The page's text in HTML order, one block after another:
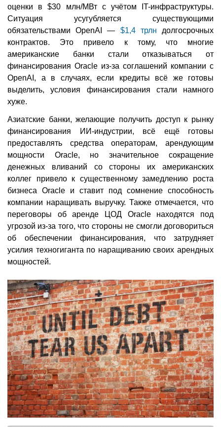
оценки в $30 млн/МВт с учётом IT-инфраструктуры.
Ситуация усугубляется существующими
обязательствами OpenAI — $1,4 трлн долгосрочных
контрактов. Это привело к тому, что многие
американские банки стали отказываться от
финансирования Oracle из-за соглашений компании с
OpenAI, а в случаях, если кредиты всё же готовы
выделить, условия финансирования стали намного
хуже.
Азиатские банки, желающие получить доступ к рынку
финансирования ИИ-индустрии, всё ещё готовы
предоставлять средства операторам, арендующим
мощности Oracle, но значительное сокращение
денежных вливаний со стороны их американских
коллег привело к существенному замедлению роста
бизнеса Oracle и ставит под сомнение способность
компании наращивать выручку. Также отмечается, что
переговоры об аренде ЦОД Oracle находятся под
угрозой из-за того, что стороны не смогли договориться
об обеспечении финансирования, что затрудняет
усилия техногиганта по наращиванию своих арендных
мощностей.